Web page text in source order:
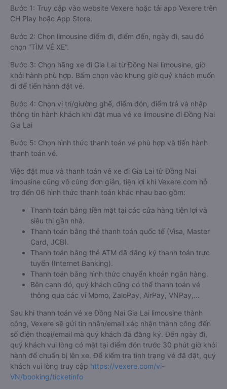
Bước 1: Truy cập vào website Vexere hoặc tải app Vexere trên
CH Play hoặc App Store.
Bước 2: Chọn limousine điểm đi, điểm đến, ngày đi, sau đó
chọn “TÌM VÉ XE”.
Bước 3: Chọn hãng xe đi Gia Lai từ Đồng Nai limousine, giờ
khởi hành phù hợp. Bấm chọn vào khung giờ quý khách muốn
đi để tiến hành đặt vé.
Bước 4: Chọn vị trí/giường ghế, điểm đón, điểm trả và nhập
thông tin hành khách khi đặt mua vé xe limousine đi Đồng Nai
Gia Lai
Bước 5: Chọn hình thức thanh toán vé phù hợp và tiến hành
thanh toán vé.
Việc đặt mua và thanh toán vé xe đi Gia Lai từ Đồng Nai
limousine cũng vô cùng đơn giản, tiện lợi khi Vexere.com hỗ
trợ đến 06 hình thức thanh toán khác nhau bao gồm:
Thanh toán bằng tiền mặt tại các cửa hàng tiện lợi và
siêu thị gần nhà.
Thanh toán bằng thẻ thanh toán quốc tế (Visa, Master
Card, JCB).
Thanh toán bằng thẻ ATM đã đăng ký thanh toán trực
tuyến (Internet Banking).
Thanh toán bằng hình thức chuyển khoản ngân hàng.
Bên cạnh đó, quý khách cũng có thể thanh toán vé
thông qua các ví Momo, ZaloPay, AirPay, VNPay,…
Sau khi thanh toán vé xe Đồng Nai Gia Lai limousine thành
công, Vexere sẽ gửi tin nhắn/email xác nhận thành công đến
số điện thoại/email mà quý khách đã đăng ký. Đến ngày đi,
quý khách vui lòng có mặt tại điểm đón trước 30 phút giờ khởi
hành để chuẩn bị lên xe. Để kiểm tra tình trạng vé đã đặt, quý
khách vui lòng truy cập https://vexere.com/vi-
VN/booking/ticketinfo